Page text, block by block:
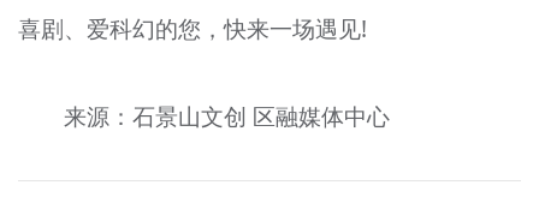
喜剧、爱科幻的您，快来一场遇见!
来源：石景山文创 区融媒体中心